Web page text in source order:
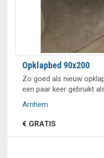
Opklapbed 90x200
Zo goed als nieuw
een paar keer gebruikt
Arnhem
€ GRATIS